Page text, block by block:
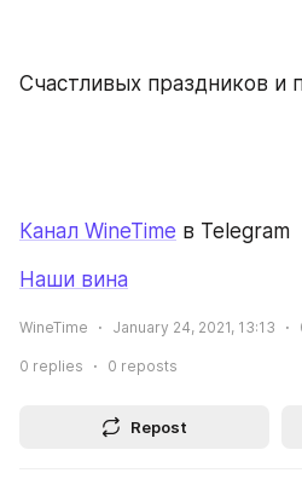
Счастливых праздников и
Канал WineTime в Telegram
Наши вина
WineTime January 24, 2021, 13:13
0 replies 0 reposts
Repost